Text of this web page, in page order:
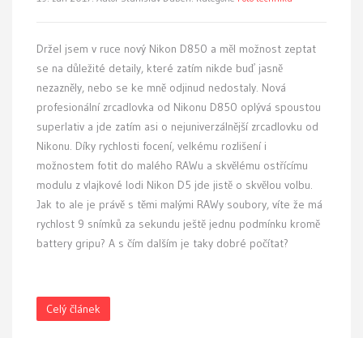
Držel jsem v ruce nový Nikon D850 a měl možnost zeptat
se na důležité detaily, které zatím nikde buď jasně
nezazněly, nebo se ke mně odjinud nedostaly. Nová
profesionální zrcadlovka od Nikonu D850 oplývá spoustou
superlativ a jde zatím asi o nejuniverzálnější zrcadlovku od
Nikonu. Díky rychlosti focení, velkému rozlišení i
možnostem fotit do malého RAWu a skvělému ostřícímu
modulu z vlajkové lodi Nikon D5 jde jistě o skvělou volbu.
Jak to ale je právě s těmi malými RAWy soubory, víte že má
rychlost 9 snímků za sekundu ještě jednu podmínku kromě
battery gripu? A s čím dalším je taky dobré počítat?
Celý článek